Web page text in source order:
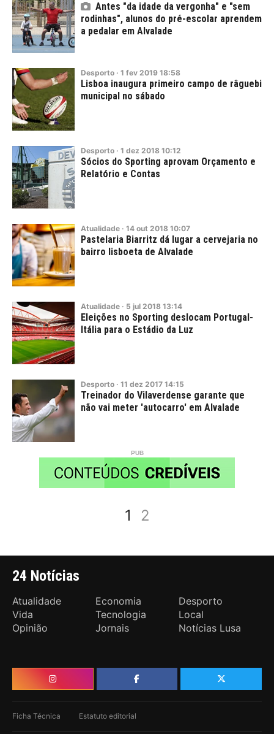
Antes "da idade da vergonha" e "sem
rodinhas", alunos do pré-escolar aprendem
a pedalar em Alvalade
Desporto · 1 fev 2019 18:58
Lisboa inaugura primeiro campo de râguebi
municipal no sábado
Desporto · 1 dez 2018 10:12
Sócios do Sporting aprovam Orçamento e
Relatório e Contas
Atualidade · 14 out 2018 10:07
Pastelaria Biarritz dá lugar a cervejaria no
bairro lisboeta de Alvalade
Atualidade · 5 jul 2018 13:14
Eleições no Sporting deslocam Portugal-
Itália para o Estádio da Luz
Desporto · 11 dez 2017 14:15
Treinador do Vilaverdense garante que
não vai meter 'autocarro' em Alvalade
1 2
24 Notícias
Atualidade Economia
Desporto
Vida
Tecnologia
Local
Opinião
Jornais Notícias Lusa
Ficha Técnica Estatuto editorial